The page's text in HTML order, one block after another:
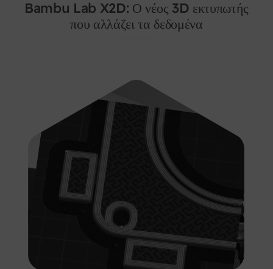
Bambu Lab X2D: Ο νέος 3D εκτυπωτής
που αλλάζει τα δεδομένα